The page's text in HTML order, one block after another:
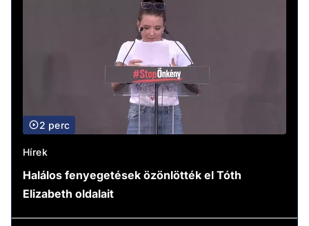
2 perc
Hírek
Halálos fenyegetések özönlötték el Tóth
Elizabeth oldalait